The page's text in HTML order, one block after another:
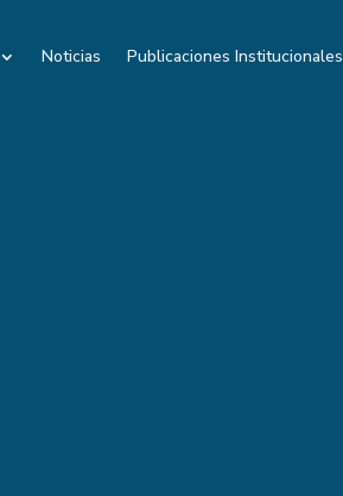
Noticias Publicaciones Institucionales